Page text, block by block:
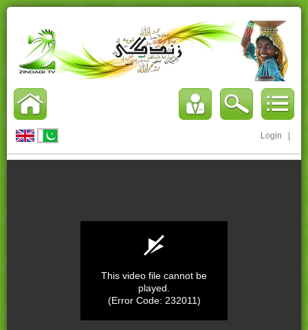
Login
This video file cannot be
played.
(Error Code: 232011)